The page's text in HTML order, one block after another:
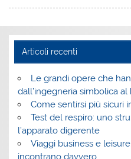
Articoli recenti
Le grandi opere che
dall’ingegneria simbolica
Come sentirsi più sicuri
Test del respiro: uno
l’apparato digerente
Viaggi business e
incontrano davvero